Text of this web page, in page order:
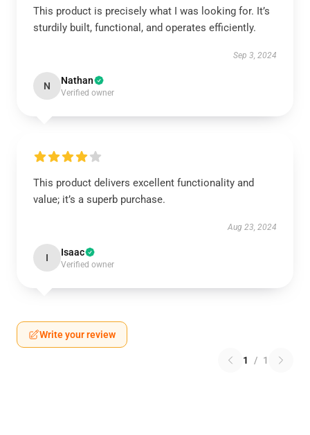
This product is precisely what I was looking for. It’s
sturdily built, functional, and operates efficiently.
Sep 3, 2024
N Nathan
Verified owner
This product delivers excellent functionality and
value; it’s a superb purchase.
Aug 23, 2024
I Isaac
Verified owner
Write your review
1 / 1